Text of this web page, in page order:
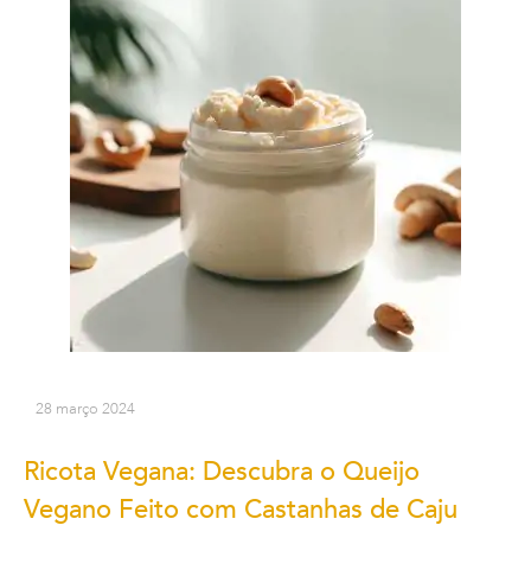
28 março 2024
Ricota Vegana: Descubra o Queijo
Vegano Feito com Castanhas de Caju